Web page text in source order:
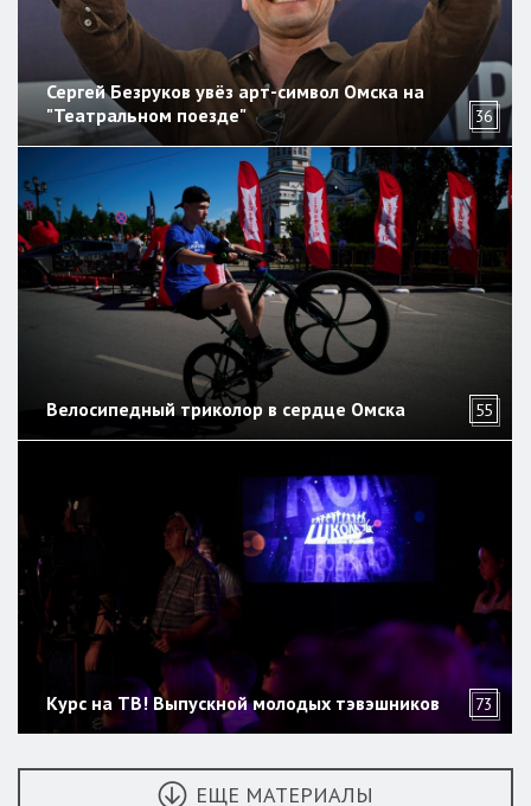
Сергей Безруков увёз арт-символ Омска на
"Театральном поезде"
36
Велосипедный триколор в сердце Омска 55
Курс на ТВ! Выпускной молодых тэвэшников 73
ЕЩЕ МАТЕРИАЛЫ